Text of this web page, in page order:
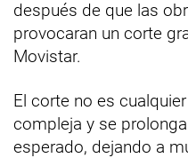
después de que las
provocaran un corte
Movistar.
El corte no es
compleja y se
esperado, dejando a